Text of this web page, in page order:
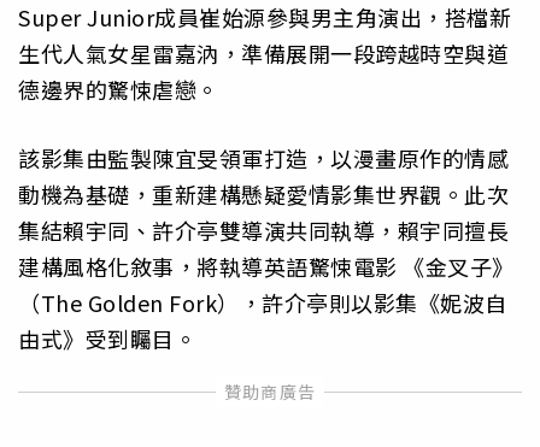
Super Junior成員崔始源參與男主角演出，搭檔新
生代人氣女星雷嘉汭，準備展開一段跨越時空與道
德邊界的驚悚虐戀。
該影集由監製陳宜旻領軍打造，以漫畫原作的情感
動機為基礎，重新建構懸疑愛情影集世界觀。此次
集結賴宇同、許介亭雙導演共同執導，賴宇同擅長
建構風格化敘事，將執導英語驚悚電影 《金叉子》
（The Golden Fork），許介亭則以影集《妮波自
由式》受到矚目。